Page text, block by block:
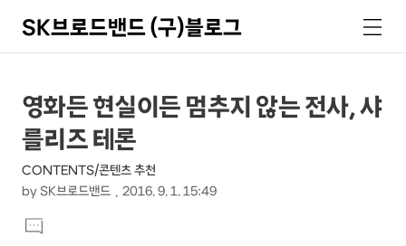
SK브로드밴드 (구)블로그
색
메
뉴
상
세
컨
텐
츠
본
문
제
목
영화든 현실이든 멈추지 않는 전사, 샤
를리즈 테론
CONTENTS/콘텐츠 추천
by SK브로드밴드 2016. 9. 1. 15:49
문
댓
글